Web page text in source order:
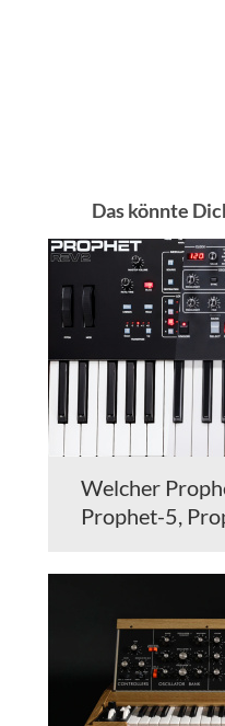
Das könnte
Welcher
Prophet-5,